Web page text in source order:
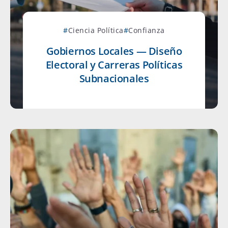
Ciencia Política Confianza
Gobiernos Locales — Diseño
Electoral y Carreras Políticas
Subnacionales